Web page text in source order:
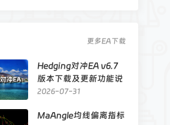
更多EA下载
Hedging对冲EA v6.7
版本下载及更新功能说
明
2026-07-31
MaAngle均线偏离指标